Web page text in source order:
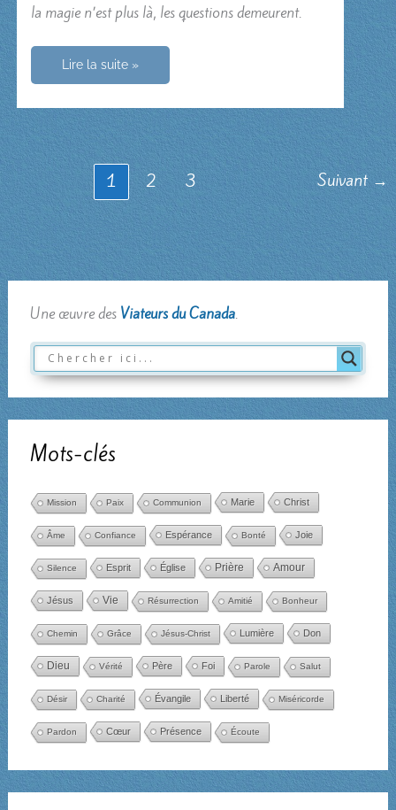
la magie n’est plus là, les questions demeurent.
Les
s’ouvrirent
Lire la suite »
1 2 3 Suivant →
Une œuvre des Viateurs du Canada.
Mots-clés
Mission Paix Communion Marie Christ
Âme Confiance Espérance Bonté Joie
Silence Esprit Église Prière Amour
Jésus Vie Résurrection Amitié Bonheur
Chemin Grâce Jésus-Christ Lumière Don
Dieu Vérité Père Foi Parole Salut
Désir Charité Évangile Liberté Miséricorde
Pardon Cœur Présence Écoute